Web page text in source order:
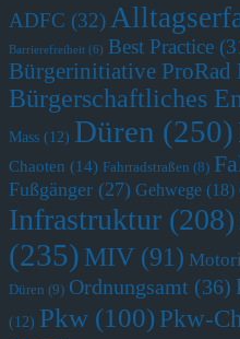
ADFC (32)
Barrierefreiheit (6) Best Practice
Bürgerinitiative ProRad
Bürgerschaftliches
Mass (12) Düren (250)
Chaoten (14) Fahrradstraßen (8)
Fußgänger (27) Gehwege (18)
Infrastruktur (208)
(235) MIV (91)
Düren (9) Ordnungsamt (36)
(12) Pkw (100) Pkw-